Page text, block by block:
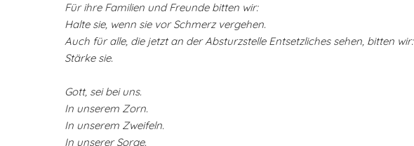
Für ihre Familien und Freunde bitten wir:
Halte sie, wenn sie vor Schmerz vergehen.
Auch für alle, die jetzt an der Absturzstelle Entsetzliches sehen, bitten wir:
Stärke sie.
Gott, sei bei uns.
In unserem Zorn.
In unserem Zweifeln.
In unserer Sorge.